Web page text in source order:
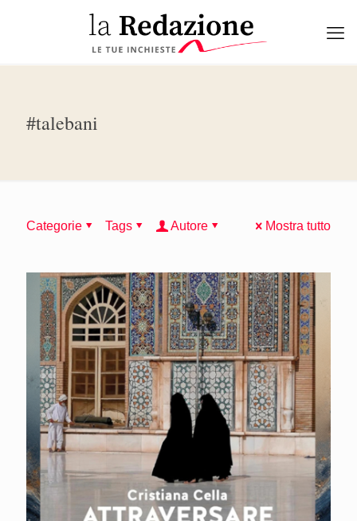
#talebani
Categorie Tags Autore Mostra tutto